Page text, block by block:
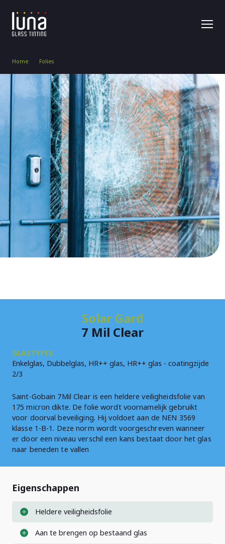
Home Folies
Solar Gard
7 Mil Clear
GLASTYPES
Enkelglas, Dubbelglas, HR++ glas, HR++ glas - coatingzijde
2/3
Saint-Gobain 7Mil Clear is een heldere veiligheidsfolie van
175 micron dikte. De folie wordt voornamelijk gebruikt
voor doorval beveiliging. Hij voldoet aan de NEN 3569
klasse 1-B-1. Deze norm wordt voorgeschreven wanneer
er door een niveau verschil een kans bestaat door het glas
naar beneden te vallen
Eigenschappen
Heldere veiligheidsfolie
Aan te brengen op bestaand glas